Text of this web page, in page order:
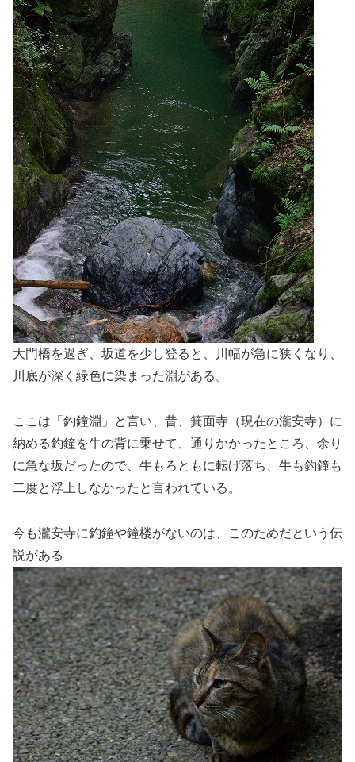
大門橋を過ぎ、坂道を少し登ると、川幅が急に狭くなり、
川底が深く緑色に染まった淵がある。
ここは「釣鐘淵」と言い、昔、箕面寺（現在の瀧安寺）に
納める釣鐘を牛の背に乗せて、通りかかったところ、余り
に急な坂だったので、牛もろともに転げ落ち、牛も釣鐘も
二度と浮上しなかったと言われている。
今も瀧安寺に釣鐘や鐘楼がないのは、このためだという伝
説がある